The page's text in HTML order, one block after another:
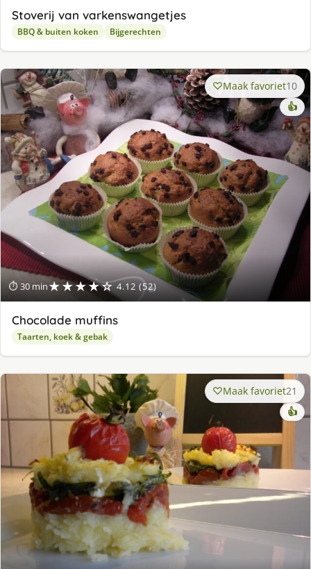
Stoverij van varkenswangetjes
BBQ & buiten koken Bijgerechten
⏱ 30 min★★★★☆ 4.12 (52)
Maak favoriet10
👍
Chocolade muffins
Taarten, koek & gebak
Maak favoriet21
👍